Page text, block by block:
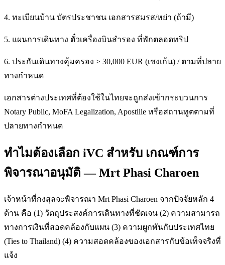
4. ทะเบียนบ้าน บัตรประชาชน เอกสารสมรส/หย่า (ถ้ามี)
5. แผนการเดินทาง ตั๋วเครื่องบินสำรอง ที่พักตลอดทริป
6. ประกันเดินทางคุ้มครอง ≥ 30,000 EUR (เชงเก้น) / ตามที่ปลาย
ทางกำหนด
เอกสารต่างประเทศที่ต้องใช้ในไทยจะถูกส่งเข้ากระบวนการ
Notary Public, MoFA Legalization, Apostille หรือสถานทูตตามที่
ปลายทางกำหนด
ทำไมต้องเลือก iVC สำหรับ เกณฑ์การ
พิจารณาอนุมัติ — Mrt Phasi Charoen
เจ้าหน้าที่กงสุลจะพิจารณา Mrt Phasi Charoen จากปัจจัยหลัก 4
ด้าน คือ (1) วัตถุประสงค์การเดินทางที่ชัดเจน (2) ความสามารถ
ทางการเงินที่สอดคล้องกับแผน (3) ความผูกพันกับประเทศไทย
(Ties to Thailand) (4) ความสอดคล้องของเอกสารกับข้อเท็จจริงที่
แจ้ง